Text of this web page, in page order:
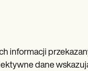
informacji
dane